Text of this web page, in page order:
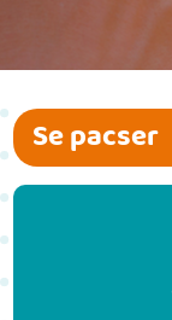
Se pacser